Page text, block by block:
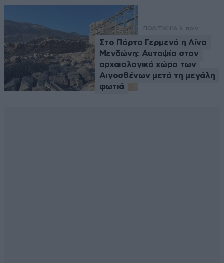
ΠΟΛΙΤΙΚΗ 16 λ. πριν
Στο Πόρτο Γερμενό η Λίνα
Μενδώνη: Αυτοψία στον
αρχαιολογικό χώρο των
Αιγοσθένων μετά τη μεγάλη
φωτιά